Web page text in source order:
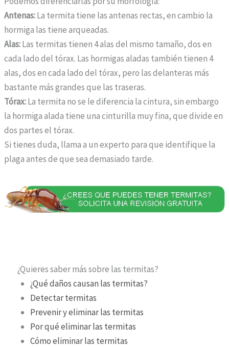
Antenas:La termita tiene las antenas rectas, en cambio la
hormiga las tiene arqueadas.
Alas:Las termitas tienen 4 alas del mismo tamaño, dos en
cada lado del tórax. Las hormigas aladas también tienen 4
alas, dos en cada lado del tórax, pero las delanteras más
bastante más grandes que las traseras.
Tórax:La termita no se le diferencia la cintura, sin embargo
la hormiga alada tiene una cinturilla muy fina, que divide en
dos partes el tórax.
Si tienes duda, llama a un experto para que identifique la
plaga antes de que sea demasiado tarde.
¿Quieres saber más sobre las termitas?
¿Qué daños causan las termitas?
Detectar termitas
Prevenir y eliminar las termitas
Por qué eliminar las termitas
Cómo eliminar las termitas